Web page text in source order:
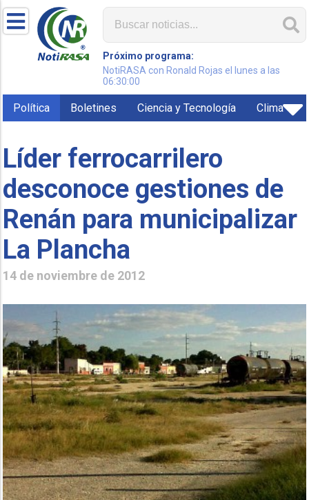
Próximo programa:
NotiRASA con Ronald Rojas el lunes a las
06:30:00
Política Boletines Ciencia y Tecnología Clima
Líder ferrocarrilero
desconoce gestiones de
Renán para municipalizar
La Plancha
14 de noviembre de 2012